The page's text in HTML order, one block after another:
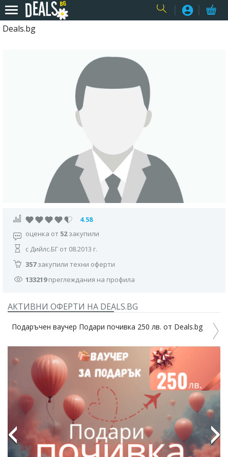
Deals.bg
4.58
оценка от 52закупили
с Дийлс.БГ от 08.2013 г.
357закупили техни оферти
133219преглеждания на профила
АКТИВНИ ОФЕРТИ НА DEALS.BG
Подаръчен ваучер Подари почивка 250 лв. от Deals.bg